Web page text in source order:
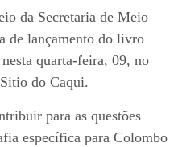
da Secretaria de Meio
de lançamento do livro
quarta-feira, 09, no
do Caqui.
para as questões
específica para Colombo